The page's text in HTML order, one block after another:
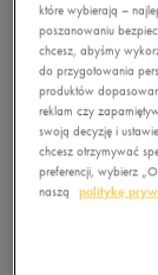
UNDER
które wybierają –
poszanowaniu
chcesz, abyśmy
do przygotowania
produktów
reklam czy
swoją decyzję i
chcesz otrzymywać
preferencji, wybierz
naszą
politykę